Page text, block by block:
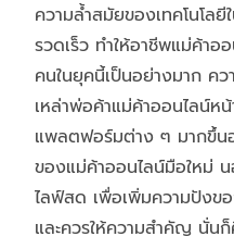
ความล้ำสมัยของเทคโนโล
รวดเร็ว ทำให้อาชีพแม่ค้า
คนในยุคนี้เป็นอย่างมาก คว
เหล่าพ่อค้าแม่ค้าออนไลน์หน้
แพลตฟอร์มต่าง ๆ มากขึ้น
ของแม่ค้าออนไลน์มือใหม่
ไลฟ์สด เพื่อเพิ่มความปังข
และควรให้ความสำคัญ นั่น